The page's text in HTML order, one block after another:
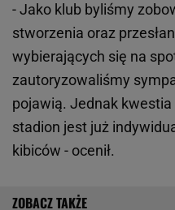
- Jako klub byliśmy
stworzenia oraz
wybierających się na
zautoryzowaliśmy
pojawią. Jednak
stadion jest już
kibiców - ocenił.